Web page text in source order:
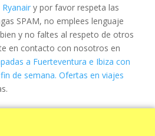
y por favor respeta las
SPAM, no emplees lenguaje
y no faltes al respeto de otros
en contacto con nosotros en
a Fuerteventura e Ibiza con
de semana. Ofertas en viajes